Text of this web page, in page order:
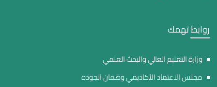
روابط تهمك
وزارة التعليم العالي والبحث العلمي
مجلس الاعتماد الأكاديمي وضمان الجودة